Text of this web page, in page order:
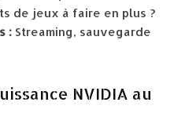
de jeux à faire en plus ?
: Streaming, sauvegarde
NVIDIA au